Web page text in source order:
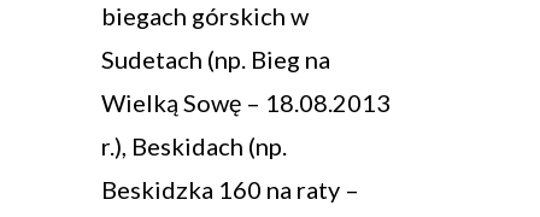
biegach górskich w
Sudetach (np. Bieg na
Wielką Sowę – 18.08.2013
r.), Beskidach (np.
Beskidzka 160 na raty –